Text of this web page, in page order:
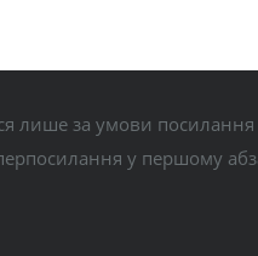
лише за умови
у першому